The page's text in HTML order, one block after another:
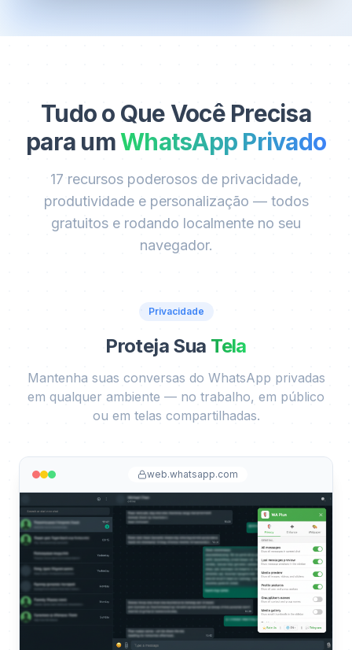
Tudo o Que Você Precisa
para umWhatsApp Privado
17 recursos poderosos de privacidade,
produtividade e personalização — todos
gratuitos e rodando localmente no seu
navegador.
Privacidade
Proteja Sua Tela
Mantenha suas conversas do WhatsApp privadas
em qualquer ambiente — no trabalho, em público
ou em telas compartilhadas.
web.whatsapp.com